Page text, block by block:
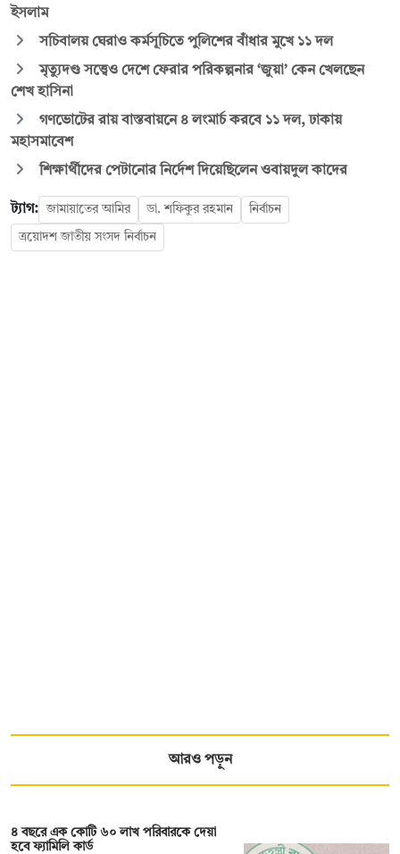
ইসলাম
সচিবালয় ঘেরাও কর্মসূচিতে পুলিশের বাঁধার মুখে ১১ দল
মৃত্যুদণ্ড সত্ত্বেও দেশে ফেরার পরিকল্পনার ‘জুয়া’ কেন খেলছেন
শেখ হাসিনা
গণভোটের রায় বাস্তবায়নে ৪ লংমার্চ করবে ১১ দল, ঢাকায়
মহাসমাবেশ
শিক্ষার্থীদের পেটানোর নির্দেশ দিয়েছিলেন ওবায়দুল কাদের
ট্যাগ: জামায়াতের আমির ডা. শফিকুর রহমান নির্বাচন
ত্রয়োদশ জাতীয় সংসদ নির্বাচন
আরও পড়ুন
৪ বছরে এক কোটি ৬০ লাখ পরিবারকে দেয়া
হবে ফ্যামিলি কার্ড